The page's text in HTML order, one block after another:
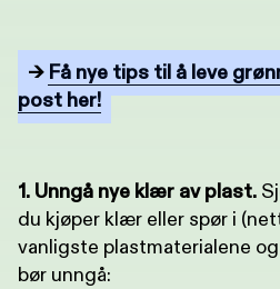
→ Få nye tips til å leve
post her!
1. Unngå nye klær av plast.
du kjøper klær eller spør i
vanligste plastmaterialene
bør unngå: